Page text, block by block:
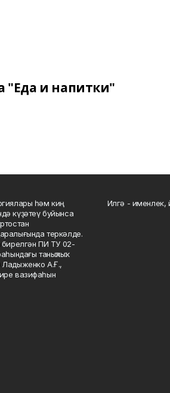
"Еда и напитки"
һәм киң
күҙәтеү буйынса
теркәлде.
бирелгән ПИ ТУ 02-
таныҡлыҡ.
А.Ғ.,
вазифаһын
Илгә - именлек,